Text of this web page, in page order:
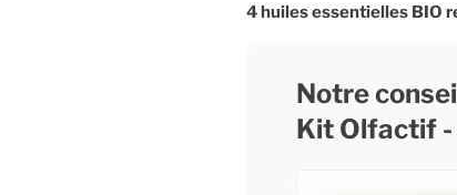
4 huiles essentielles BIO
Notre
Kit Olfactif -